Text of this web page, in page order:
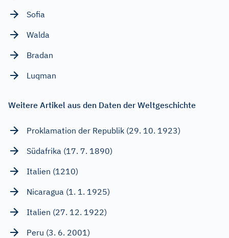
Sofia
Walda
Bradan
Luqman
Weitere Artikel aus den Daten der Weltgeschichte
Proklamation der Republik (29. 10. 1923)
Südafrika (17. 7. 1890)
Italien (1210)
Nicaragua (1. 1. 1925)
Italien (27. 12. 1922)
Peru (3. 6. 2001)